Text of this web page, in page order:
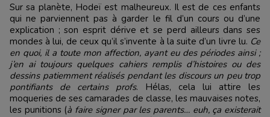
Sur sa planète, Hodeï est malheureux. Il est de ces enfants
qui ne parviennent pas à garder le fil d’un cours ou d’une
explication ; son esprit dérive et se perd ailleurs dans ses
mondes à lui, de ceux qu’il s’invente à la suite d’un livre lu. Ce
en quoi, il a toute mon affection, ayant eu des périodes ainsi ;
j’en ai toujours quelques cahiers remplis d’histoires ou des
dessins patiemment réalisés pendant les discours un peu trop
pontifiants de certains profs. Hélas, cela lui attire les
moqueries de ses camarades de classe, les mauvaises notes,
les punitions (à faire signer par les parents… euh, ça existerait